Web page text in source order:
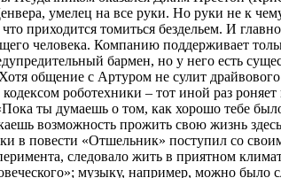
умелец на все руки. Но руки не к
приходится томиться бездельем. И
человека. Компанию поддерживает
бармен, но у него есть
общение с Артуром не сулит драйвового
роботехники – тот иной раз
ты думаешь о том, как хорошо тебе
возможность прожить свою жизнь
в повести «Отшельник» поступил со
следовало жить в приятном
музыку, например, можно было